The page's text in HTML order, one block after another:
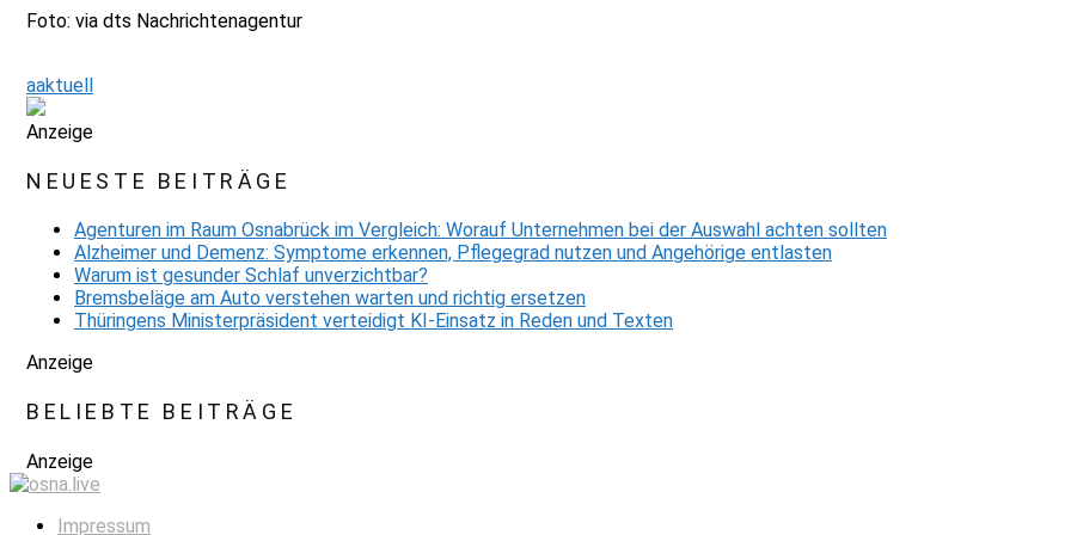
Foto: via dts Nachrichtenagentur
aaktuell
Anzeige
NEUESTE BEITRÄGE
Agenturen im Raum Osnabrück im Vergleich: Worauf Unternehmen bei der Auswahl achten sollten
Alzheimer und Demenz: Symptome erkennen, Pflegegrad nutzen und Angehörige entlasten
Warum ist gesunder Schlaf unverzichtbar?
Bremsbeläge am Auto verstehen warten und richtig ersetzen
Thüringens Ministerpräsident verteidigt KI-Einsatz in Reden und Texten
Anzeige
BELIEBTE BEITRÄGE
Anzeige
Impressum